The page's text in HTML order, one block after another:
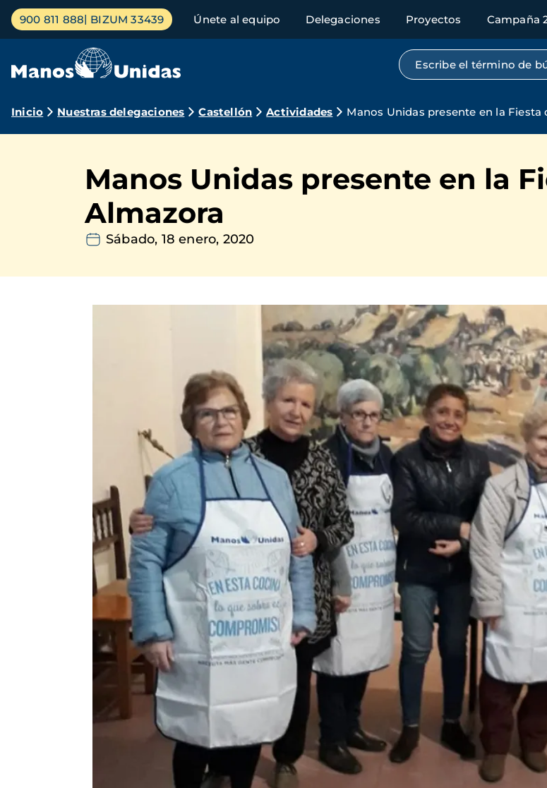
Pasar
contenido
Menú
principal
900 811 888 BIZUM 33439 Únete al equipo Delegaciones Proyectos Campaña
Búsqueda por texto
Ruta
navegación
Inicio Nuestras delegaciones Castellón Actividades Manos Unidas presente en la Fiesta
Manos Unidas presente en la
Almazora
Sábado, 18 enero, 2020